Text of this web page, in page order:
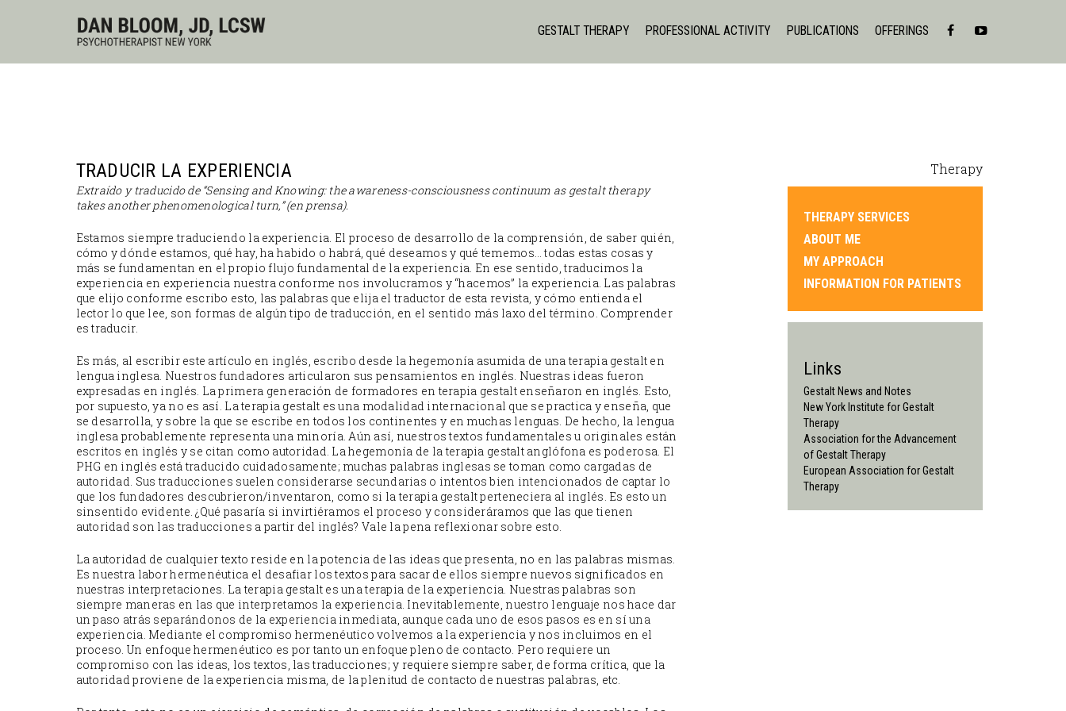
GESTALT THERAPY PROFESSIONAL ACTIVITY PUBLICATIONS OFFERINGS
TRADUCIR LA EXPERIENCIA
Extraído y traducido de “Sensing and Knowing: the awareness-consciousness continuum as gestalt therapy
takes another phenomenological turn,” (en prensa).
Estamos siempre traduciendo la experiencia. El proceso de desarrollo de la comprensión, de saber quién,
cómo y dónde estamos, qué hay, ha habido o habrá, qué deseamos y qué tememos… todas estas cosas y
más se fundamentan en el propio flujo fundamental de la experiencia. En ese sentido, traducimos la
experiencia en experiencia nuestra conforme nos involucramos y “hacemos” la experiencia. Las palabras
que elijo conforme escribo esto, las palabras que elija el traductor de esta revista, y cómo entienda el
lector lo que lee, son formas de algún tipo de traducción, en el sentido más laxo del término. Comprender
es traducir.
Es más, al escribir este artículo en inglés, escribo desde la hegemonía asumida de una terapia gestalt en
lengua inglesa. Nuestros fundadores articularon sus pensamientos en inglés. Nuestras ideas fueron
expresadas en inglés. La primera generación de formadores en terapia gestalt enseñaron en inglés. Esto,
por supuesto, ya no es así. La terapia gestalt es una modalidad internacional que se practica y enseña, que
se desarrolla, y sobre la que se escribe en todos los continentes y en muchas lenguas. De hecho, la lengua
inglesa probablemente representa una minoría. Aún así, nuestros textos fundamentales u originales están
escritos en inglés y se citan como autoridad. La hegemonía de la terapia gestalt anglófona es poderosa. El
PHG en inglés está traducido cuidadosamente; muchas palabras inglesas se toman como cargadas de
autoridad. Sus traducciones suelen considerarse secundarias o intentos bien intencionados de captar lo
que los fundadores descubrieron/inventaron, como si la terapia gestalt perteneciera al inglés. Es esto un
sinsentido evidente. ¿Qué pasaría si invirtiéramos el proceso y consideráramos que las que tienen
autoridad son las traducciones a partir del inglés? Vale la pena reflexionar sobre esto.
La autoridad de cualquier texto reside en la potencia de las ideas que presenta, no en las palabras mismas.
Es nuestra labor hermenéutica el desafiar los textos para sacar de ellos siempre nuevos significados en
nuestras interpretaciones. La terapia gestalt es una terapia de la experiencia. Nuestras palabras son
siempre maneras en las que interpretamos la experiencia. Inevitablemente, nuestro lenguaje nos hace dar
un paso atrás separándonos de la experiencia inmediata, aunque cada uno de esos pasos es en sí una
experiencia. Mediante el compromiso hermenéutico volvemos a la experiencia y nos incluimos en el
proceso. Un enfoque hermenéutico es por tanto un enfoque pleno de contacto. Pero requiere un
compromiso con las ideas, los textos, las traducciones; y requiere siempre saber, de forma crítica, que la
autoridad proviene de la experiencia misma, de la plenitud de contacto de nuestras palabras, etc.
Therapy
THERAPY SERVICES
ABOUT ME
MY APPROACH
INFORMATION FOR PATIENTS
Links
Gestalt News and Notes
New York Institute for Gestalt
Therapy
Association for the Advancement
of Gestalt Therapy
European Association for Gestalt
Therapy